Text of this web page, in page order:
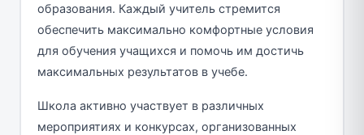
образования. Каждый учитель стремится
обеспечить максимально комфортные условия
для обучения учащихся и помочь им достичь
максимальных результатов в учебе.
Школа активно участвует в различных
мероприятиях и конкурсах, организованных